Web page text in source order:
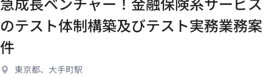
のテスト体制構築及びテスト実務業務案
件
東京都、大手町駅